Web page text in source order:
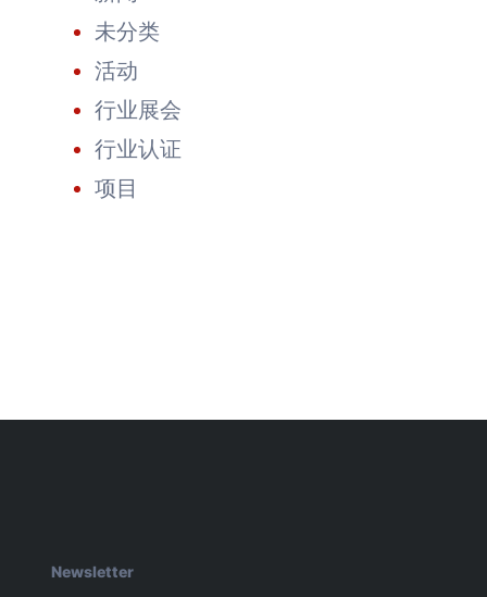
就
得
信
赖
的
品
未分类
活动
行业展会
行业认证
项目
Newsletter